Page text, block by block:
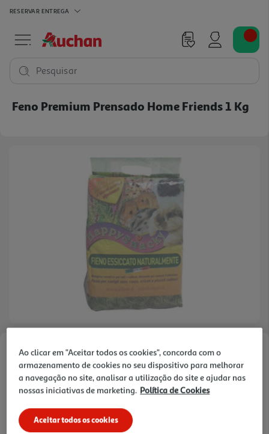
RESERVAR ENTREGA
Pesquisar
Feno Premium Prensado Home Friends 1 Kg
Faça a sua avaliação
Ref. / EAN:8714402001108
7,15 €
Ao clicar em "Aceitar todos os cookies", concorda com o
armazenamento de cookies no seu dispositivo para melhorar
a navegação no site, analisar a utilização do site e ajudar nas
nossas iniciativas de marketing. Política de Cookies
Aceitar todos os cookies